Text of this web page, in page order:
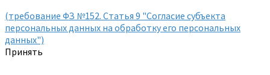
(требование ФЗ №152. Статья 9 "Согласие субъекта
персональных данных на обработку его персональных
данных")
Принять